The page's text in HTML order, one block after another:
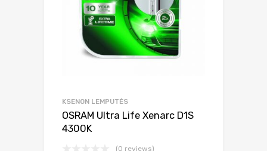
KSENON LEMPUTĖS
OSRAM Ultra Life Xenarc D1S
4300K
(0 reviews)